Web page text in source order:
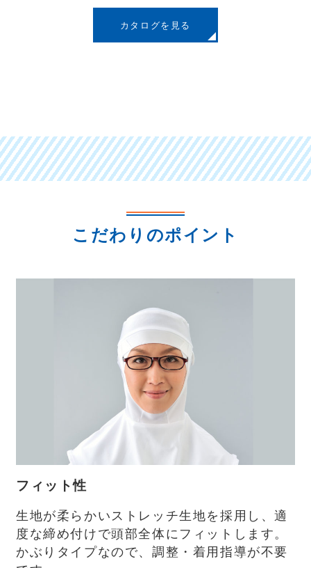
カタログを見る
こだわりのポイント
フィット性
生地が柔らかいストレッチ生地を採用し、適
度な締め付けで頭部全体にフィットします。
かぶりタイプなので、調整・着用指導が不要